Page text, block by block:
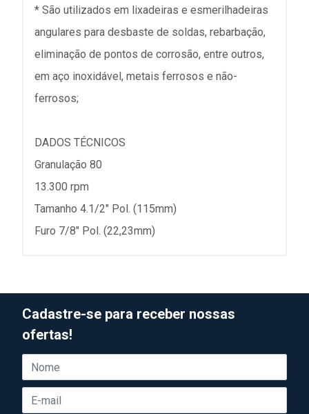
* São utilizados em lixadeiras e esmerilhadeiras
angulares para desbaste de soldas, rebarbação,
eliminação de pontos de corrosão, entre outros,
em aço inoxidável, metais ferrosos e não-
ferrosos;
DADOS TÉCNICOS
Granulação 80
13.300 rpm
Tamanho 4.1/2" Pol. (115mm)
Furo 7/8" Pol. (22,23mm)
Cadastre-se para receber nossas
ofertas!